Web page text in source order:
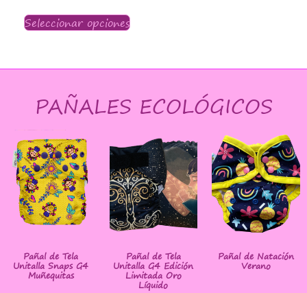
Seleccionar opciones
PAÑALES ECOLÓGICOS
Pañal de Tela
Unitalla Snaps G4
Muñequitas
Pañal de Tela
Unitalla G4 Edición
Limitada Oro
Líquido
Pañal de Natación
Verano